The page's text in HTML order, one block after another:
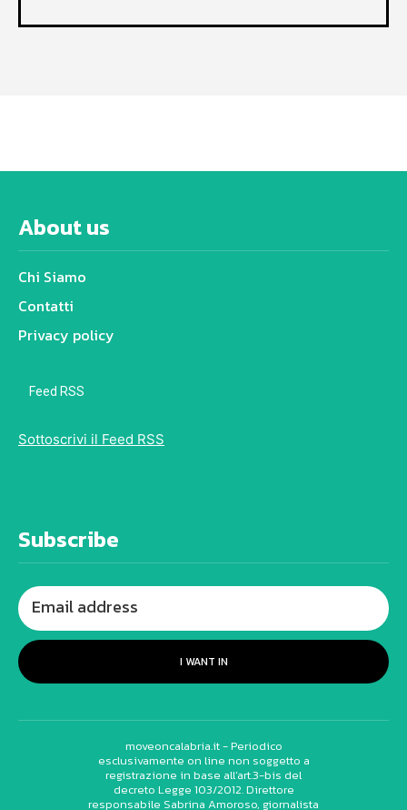
About us
Chi Siamo
Contatti
Privacy policy
Feed RSS
Sottoscrivi il Feed RSS
Subscribe
I WANT IN
moveoncalabria.it - Periodico
esclusivamente on line non soggetto a
registrazione in base all’art.3-bis del
decreto Legge 103/2012. Direttore
responsabile Sabrina Amoroso, giornalista